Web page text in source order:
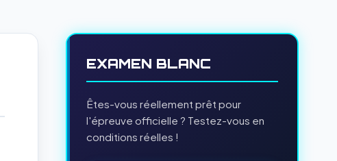
EXAMEN BLANC
Êtes-vous réellement prêt pour
l'épreuve officielle ? Testez-vous en
conditions réelles !